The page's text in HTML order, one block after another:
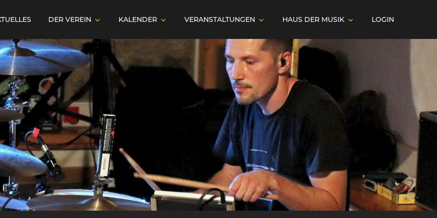
Live-Musik e.V.
DER VEREIN KALENDER VERANSTALTUNGEN HAUS DER MUSIK LOGIN